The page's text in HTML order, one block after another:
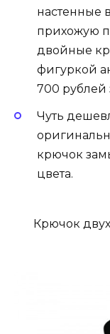
настенные
прихожую
двойные
фигуркой
700 рублей
Чуть
крючок
цвета.
Крючок